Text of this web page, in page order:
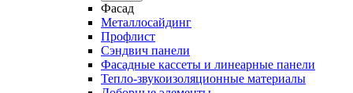
Фасад
Металлосайдинг
Профлист
Сэндвич панели
Фасадные кассеты и линеарные панели
Тепло-звукоизоляционные материалы